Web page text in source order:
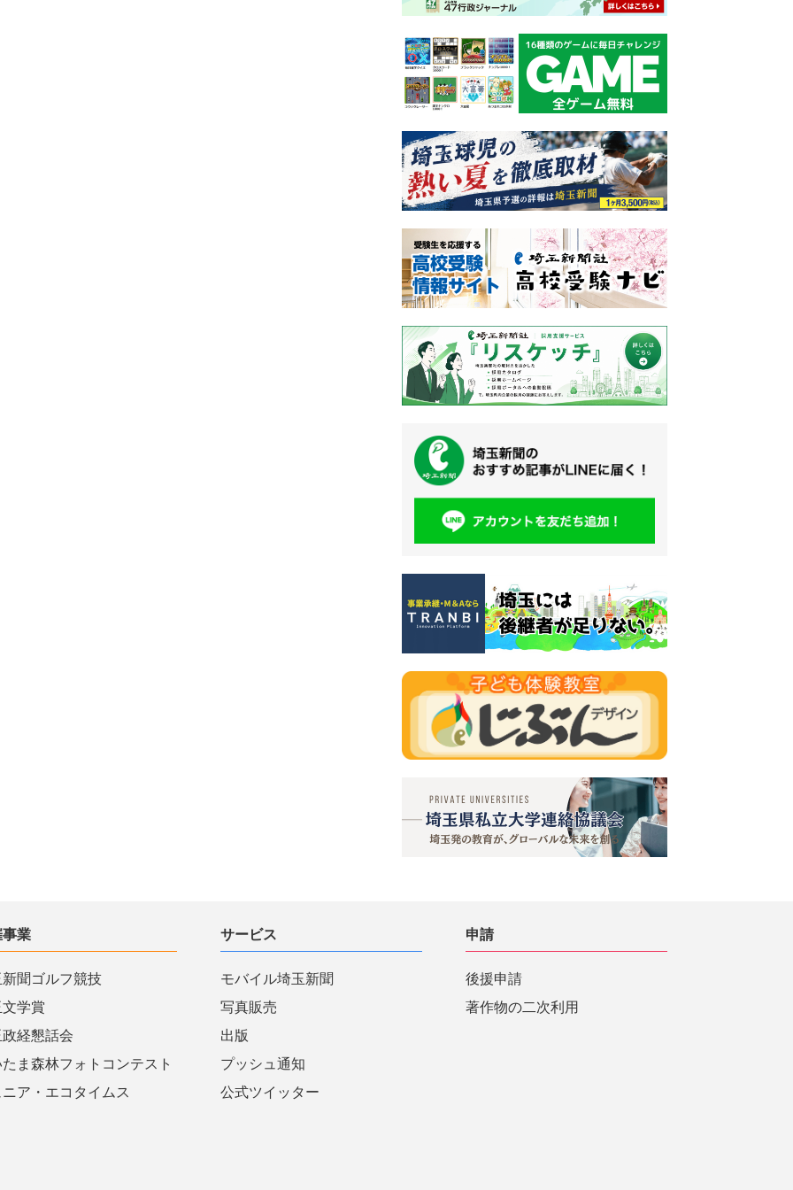
業
聞ゴルフ競技
学賞
経懇話会
ま森林フォトコンテスト
ア・エコタイムス
サービス
モバイル埼玉新聞
写真販売
出版
プッシュ通知
公式ツイッター
申請
後援申請
著作物の二次利用